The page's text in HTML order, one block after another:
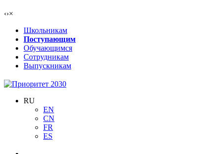
‹›×
Школьникам
Поступающим
Обучающимся
Сотрудникам
Выпускникам
RU
EN
CN
FR
ES